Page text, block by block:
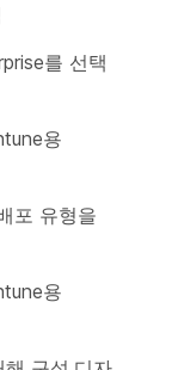
를 선택
용
포 유형을
용